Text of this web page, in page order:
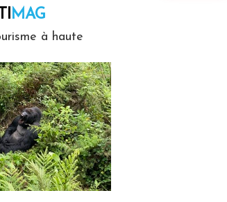
MAG
à haute